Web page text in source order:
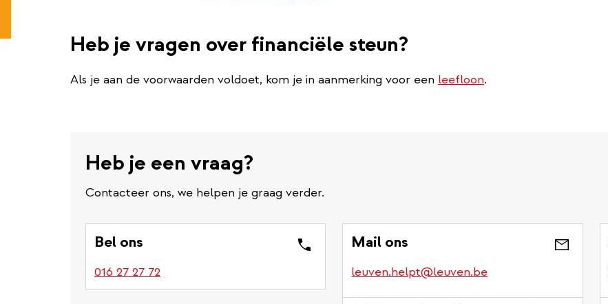
Heb je vragen over financiële steun?
Als je aan de voorwaarden voldoet, kom je in aanmerking voor een leefloon.
Heb je een vraag?
Contacteer ons, we helpen je graag verder.
Bel ons
016 27 27 72
Mail ons
leuven.helpt@leuven.be